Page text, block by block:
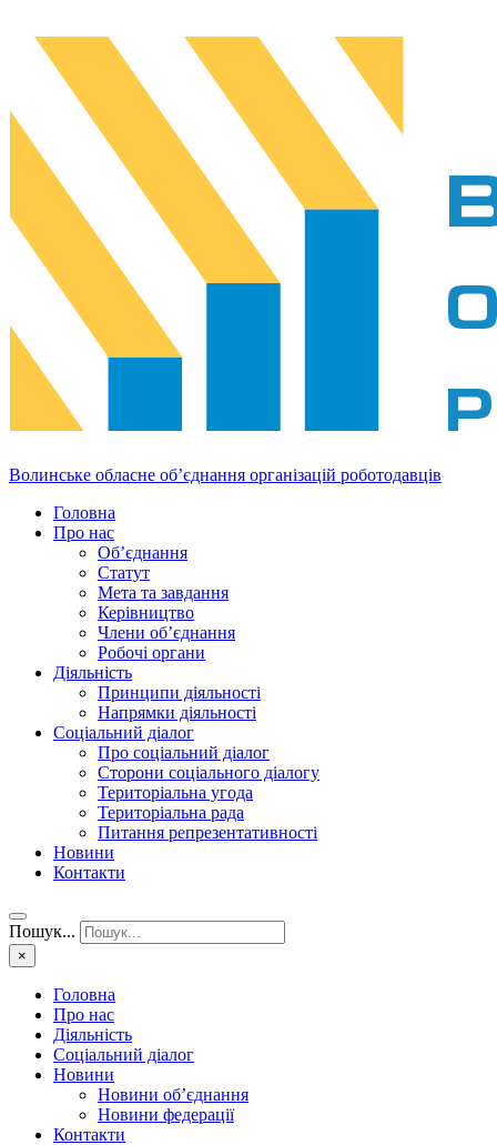
Волинське обласне об’єднання організацій роботодавців
Головна
Про нас
Об’єднання
Статут
Мета та завдання
Керівництво
Члени об’єднання
Робочі органи
Діяльність
Принципи діяльності
Напрямки діяльності
Соціальний діалог
Про соціальний діалог
Сторони соціального діалогу
Територіальна угода
Територіальна рада
Питання репрезентативності
Новини
Контакти
Пошук...
×
Головна
Про нас
Діяльність
Соціальний діалог
Новини
Новини об’єднання
Новини федерації
Контакти